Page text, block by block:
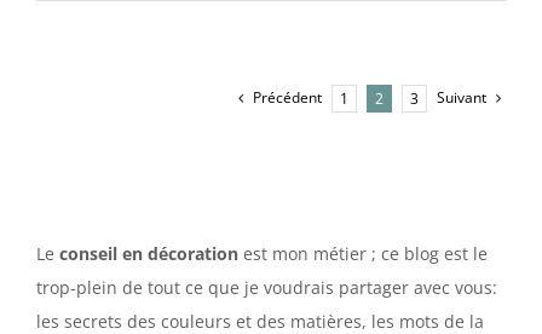
Précédent 1 2 3 Suivant
Le conseil en décoration est mon métier ; ce blog est le
trop-plein de tout ce que je voudrais partager avec vous:
les secrets des couleurs et des matières, les mots de la